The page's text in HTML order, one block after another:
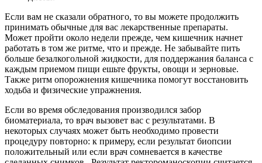
Если вам не сказали обратного, то вы можете продолжить
принимать обычные для вас лекарственные препараты.
Может пройти около недели прежде, чем кишечник начнет
работать в том же ритме, что и прежде. Не забывайте пить
больше безалкогольной жидкости, для поддержания баланса с
каждым приемом пищи ешьте фрукты, овощи и зерновые.
Также ритм опорожнения кишечника помогут восстановить
ходьба и физические упражнения.
Если во время обследования производился забор
биоматериала, то врач вызовет вас с результатами. В
некоторых случаях может быть необходимо провести
процедуру повторно: к примеру, если результат биопсии
положительный или если врач сомневается в качестве